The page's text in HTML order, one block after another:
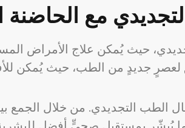
حيث يُمكن علاج الأمراض
الطب التجديدي. من خلال الجمع